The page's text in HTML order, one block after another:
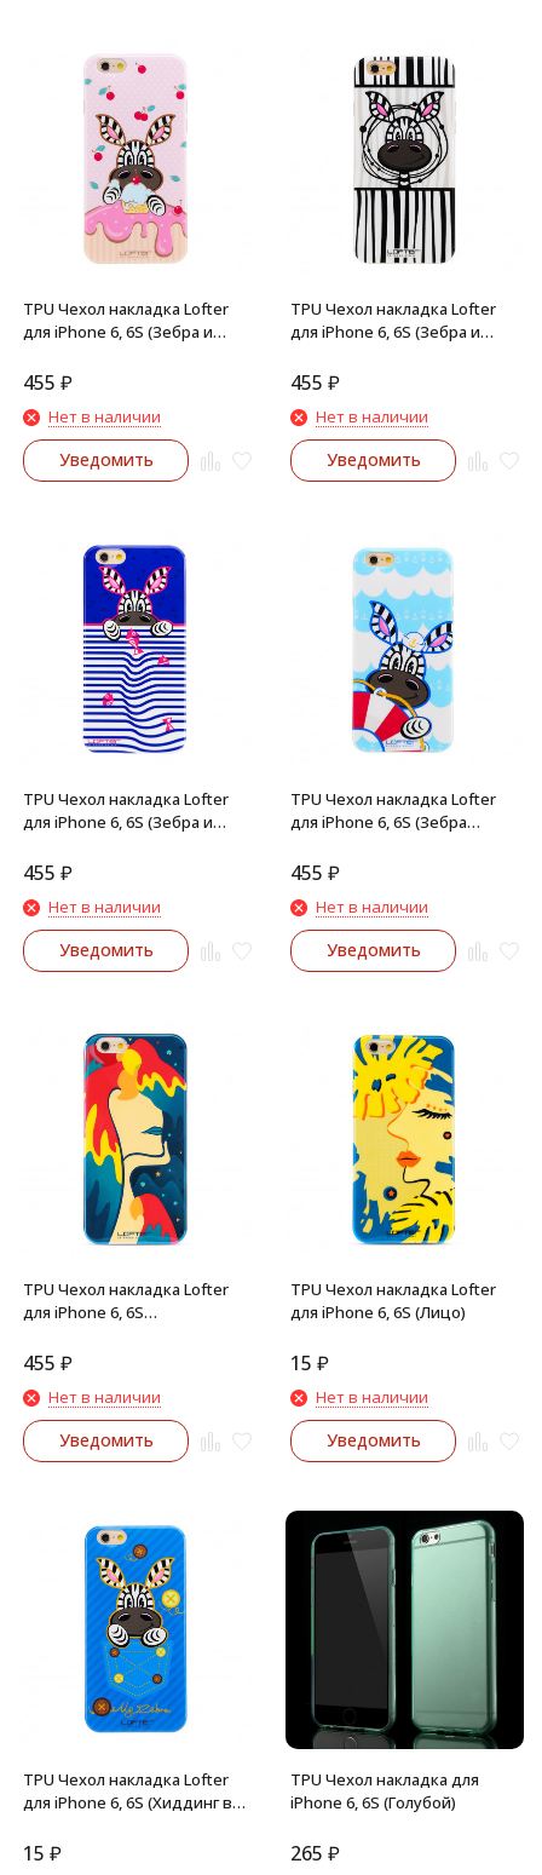
TPU Чехол накладка Lofter
для iPhone 6, 6S (Зебра и
455 ₽
Нет в наличии
Уведомить
TPU Чехол накладка Lofter
для iPhone 6, 6S (Зебра и
455 ₽
Нет в наличии
Уведомить
TPU Чехол накладка Lofter
для iPhone 6, 6S (Зебра и
455 ₽
Нет в наличии
Уведомить
TPU Чехол накладка Lofter
для iPhone 6, 6S (Зебра
455 ₽
Нет в наличии
Уведомить
TPU Чехол накладка Lofter
для iPhone 6, 6S
455 ₽
Нет в наличии
Уведомить
TPU Чехол накладка Lofter
для iPhone 6, 6S (Лицо)
15 ₽
Нет в наличии
Уведомить
TPU Чехол накладка Lofter
для iPhone 6, 6S (Хиддинг в
15 ₽
TPU Чехол накладка для
iPhone 6, 6S (Голубой)
265 ₽